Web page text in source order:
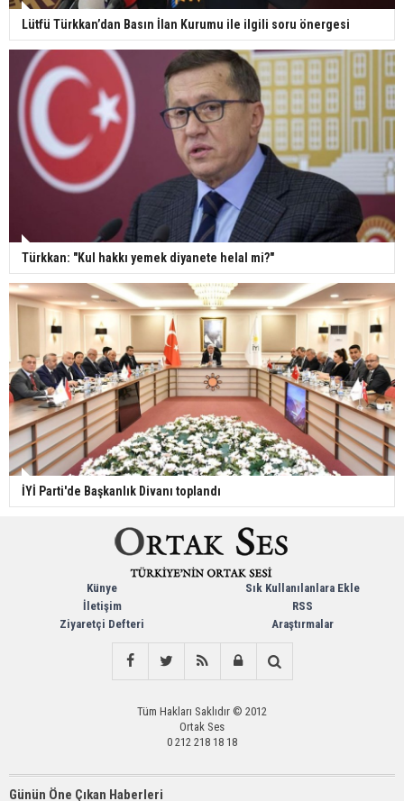
Lütfü Türkkan’dan Basın İlan Kurumu ile ilgili soru önergesi
Türkkan: "Kul hakkı yemek diyanete helal mi?"
İYİ Parti'de Başkanlık Divanı toplandı
Künye
İletişim
Ziyaretçi Defteri
Sık Kullanılanlara Ekle
RSS
Araştırmalar
Tüm Hakları Saklıdır © 2012
Ortak Ses
0 212 218 18 18
Günün Öne Çıkan Haberleri